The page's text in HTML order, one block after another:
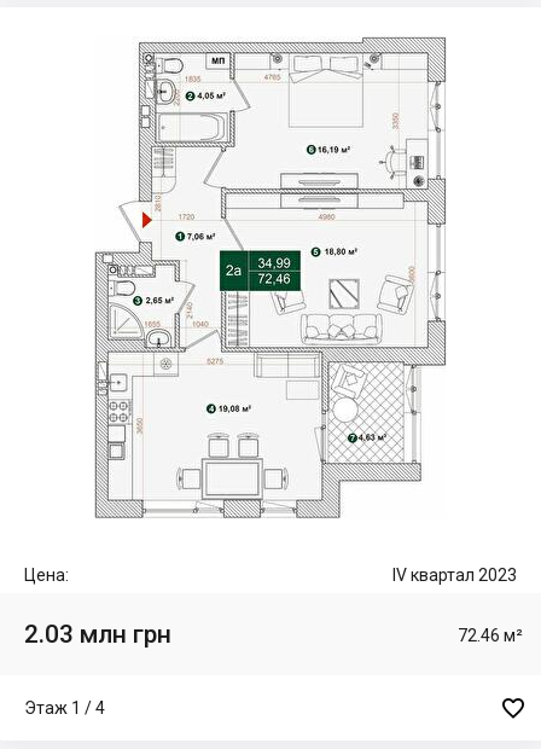
Цена: IV квартал 2023
2.03 млн грн 72.46 м²
Этаж 1 / 4 